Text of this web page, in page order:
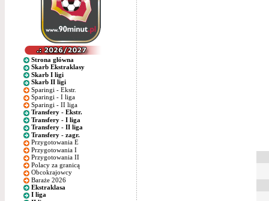
Strona główna
Skarb Ekstraklasy
Skarb I ligi
Skarb II ligi
Sparingi - Ekstr.
Sparingi - I liga
Sparingi - II liga
Transfery - Ekstr.
Transfery - I liga
Transfery - II liga
Transfery - zagr.
Przygotowania E
Przygotowania I
Przygotowania II
Polacy za granicą
Obcokrajowcy
Baraże 2026
Ekstraklasa
I liga